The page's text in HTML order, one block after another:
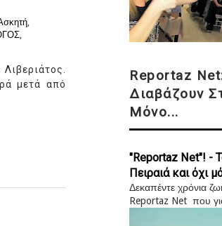
,
,
μετά από
Reportaz
Διαβάζουν
Μόνο...
"Reportaz Net"! -
Πειραιά και όχι
Δεκαπέντε χρόνια
Reportaz Net που